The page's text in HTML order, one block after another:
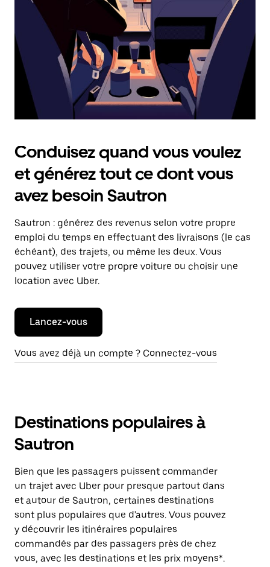
touche
pour
fermer
le
calendrier.
Conduisez quand vous voulez
et générez tout ce dont vous
avez besoin Sautron
Sautron : générez des revenus selon votre propre
emploi du temps en effectuant des livraisons (le cas
échéant), des trajets, ou même les deux. Vous
pouvez utiliser votre propre voiture ou choisir une
location avec Uber.
Lancez-vous
Vous avez déjà un compte ? Connectez-vous
Destinations populaires à
Sautron
Bien que les passagers puissent commander
un trajet avec Uber pour presque partout dans
et autour de Sautron, certaines destinations
sont plus populaires que d'autres. Vous pouvez
y découvrir les itinéraires populaires
commandés par des passagers près de chez
vous, avec les destinations et les prix moyens*.